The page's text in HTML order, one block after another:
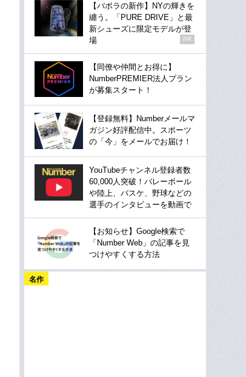
【バボラの新作】NYの輝きを
纏う。「PURE DRIVE」と最
新シューズに限定モデルが登
場
PR
【同僚や仲間とお得に】
NumberPREMIER法人プラン
が募集スタート！
【登録無料】Numberメールマ
ガジン好評配信中。スポーツ
の「今」をメールでお届け！
YouTubeチャンネル登録者数
60,000人突破！バレーボール
や陸上、バスケ、野球などの
選手のインタビューを動画で
【お知らせ】Google検索で
「Number Web」の記事を見
つけやすくする方法
名作